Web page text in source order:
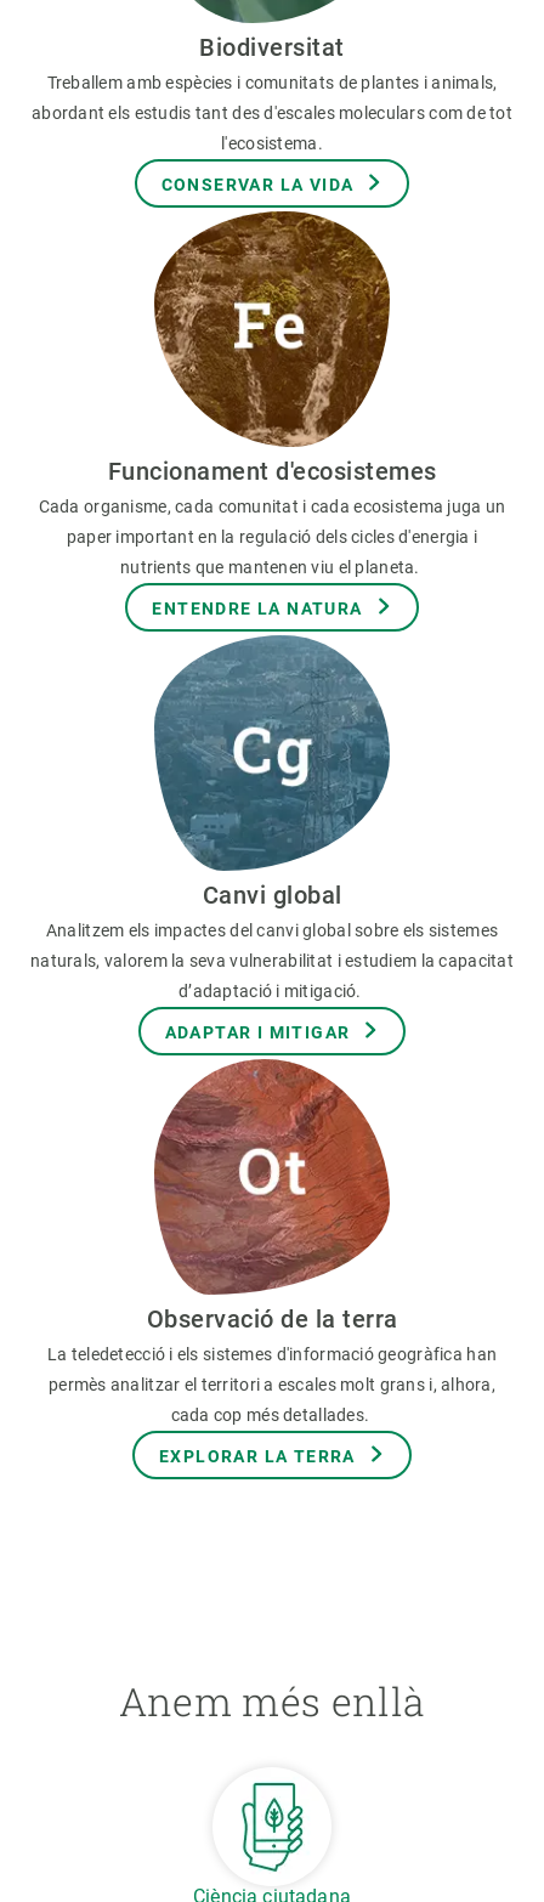
Biodiversitat
Treballem amb espècies i comunitats de plantes i animals,
abordant els estudis tant des d'escales moleculars com de tot
l'ecosistema.
CONSERVAR LA VIDA
Funcionament d'ecosistemes
Cada organisme, cada comunitat i cada ecosistema juga un
paper important en la regulació dels cicles d'energia i
nutrients que mantenen viu el planeta.
ENTENDRE LA NATURA
Canvi global
Analitzem els impactes del canvi global sobre els sistemes
naturals, valorem la seva vulnerabilitat i estudiem la capacitat
d’adaptació i mitigació.
ADAPTAR I MITIGAR
Observació de la terra
La teledetecció i els sistemes d'informació geogràfica han
permès analitzar el territori a escales molt grans i, alhora,
cada cop més detallades.
EXPLORAR LA TERRA
Anem més enllà
Ciència ciutadana